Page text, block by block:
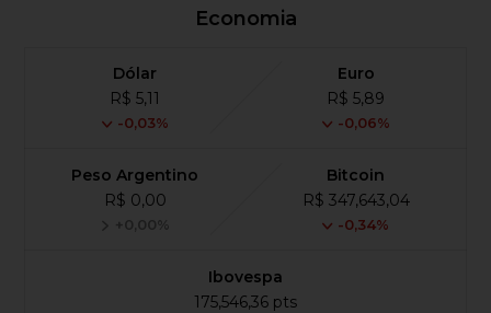
Economia
Dólar
R$ 5,11
-0,03%
Euro
R$ 5,89
-0,06%
Peso Argentino
R$ 0,00
+0,00%
Bitcoin
R$ 347,643,04
-0,34%
Ibovespa
175,546,36 pts